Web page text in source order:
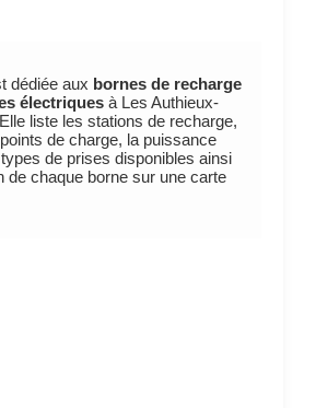
dédiée aux bornes de recharge
électriquesà Les Authieux-
liste les stations de recharge,
de charge, la puissance
de prises disponibles ainsi
de chaque borne sur une carte